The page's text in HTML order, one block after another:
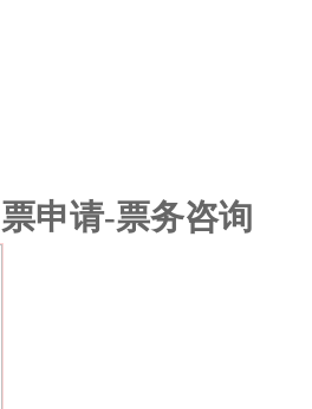
申请-票务咨询